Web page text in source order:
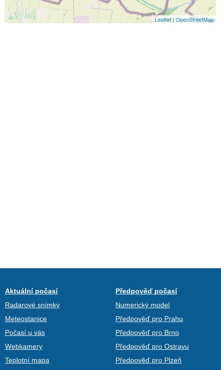
Leaflet | OpenStreetMap
Aktuální počasí
Radarové snímky
Meteostanice
Počasí u vás
Webkamery
Teplotní mapa
Předpověď počasí
Numerický model
Předpověď pro Prahu
Předpověď pro Brno
Předpověď pro Ostravu
Předpověď pro Plzeň